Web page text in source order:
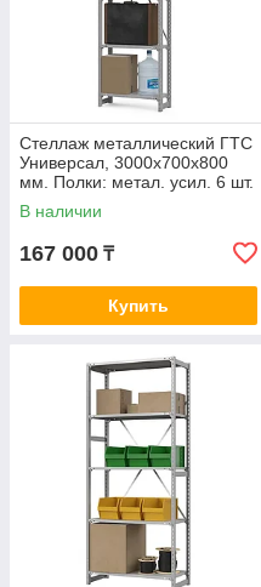
Стеллаж металлический ГТС
Универсал, 3000x700x800
мм. Полки: метал. усил. 6 шт.
(ТСУ 30070862)
В наличии
167 000 ₸
Купить